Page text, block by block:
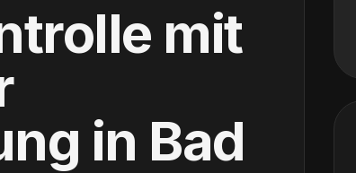
mit
in Bad